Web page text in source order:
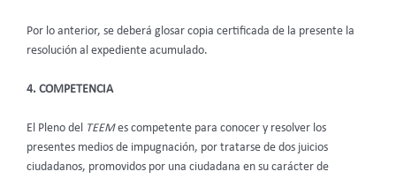
Por lo anterior, se deberá glosar copia certificada de la presente la
resolución al expediente acumulado.
4. COMPETENCIA
El Pleno del TEEMes competente para conocer y resolver los
presentes medios de impugnación, por tratarse de dos juicios
ciudadanos, promovidos por una ciudadana en su carácter de